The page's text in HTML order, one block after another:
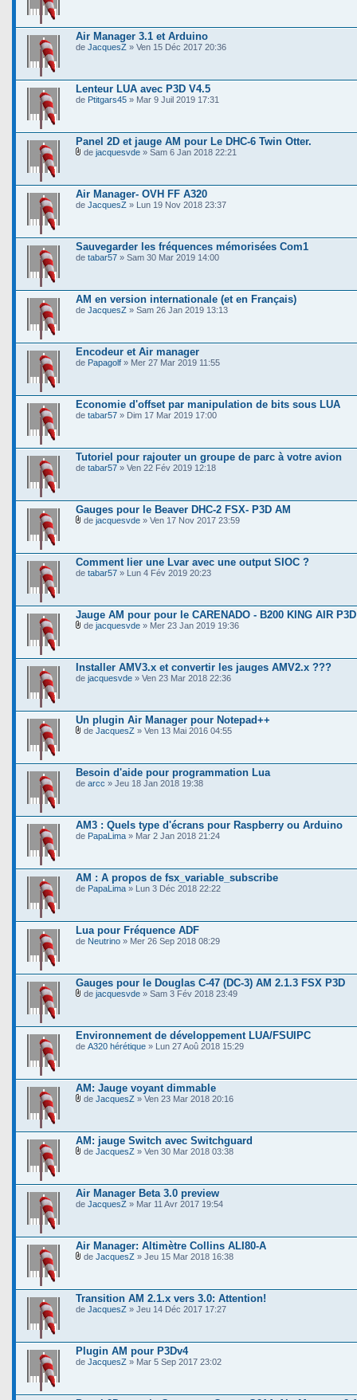
Air Manager 3.1 et Arduino
de JacquesZ » Ven 15 Déc 2017 20:36
Lenteur LUA avec P3D V4.5
de Ptitgars45 » Mar 9 Juil 2019 17:31
Panel 2D et jauge AM pour Le DHC-6 Twin Otter.
de jacquesvde » Sam 6 Jan 2018 22:21
Air Manager- OVH FF A320
de JacquesZ » Lun 19 Nov 2018 23:37
Sauvegarder les fréquences mémorisées Com1
de tabar57 » Sam 30 Mar 2019 14:00
AM en version internationale (et en Français)
de JacquesZ » Sam 26 Jan 2019 13:13
Encodeur et Air manager
de Papagolf » Mer 27 Mar 2019 11:55
Economie d'offset par manipulation de bits sous LUA
de tabar57 » Dim 17 Mar 2019 17:00
Tutoriel pour rajouter un groupe de parc à votre avion
de tabar57 » Ven 22 Fév 2019 12:18
Gauges pour le Beaver DHC-2 FSX- P3D AM
de jacquesvde » Ven 17 Nov 2017 23:59
Comment lier une Lvar avec une output SIOC ?
de tabar57 » Lun 4 Fév 2019 20:23
Jauge AM pour pour le CARENADO - B200 KING AIR P3D
de jacquesvde » Mer 23 Jan 2019 19:36
Installer AMV3.x et convertir les jauges AMV2.x ???
de jacquesvde » Ven 23 Mar 2018 22:36
Un plugin Air Manager pour Notepad++
de JacquesZ » Ven 13 Mai 2016 04:55
Besoin d'aide pour programmation Lua
de arcc » Jeu 18 Jan 2018 19:38
AM3 : Quels type d'écrans pour Raspberry ou Arduino
de PapaLima » Mar 2 Jan 2018 21:24
AM : A propos de fsx_variable_subscribe
de PapaLima » Lun 3 Déc 2018 22:22
Lua pour Fréquence ADF
de Neutrino » Mer 26 Sep 2018 08:29
Gauges pour le Douglas C-47 (DC-3) AM 2.1.3 FSX P3D
de jacquesvde » Sam 3 Fév 2018 23:49
Environnement de développement LUA/FSUIPC
de A320 hérétique » Lun 27 Aoû 2018 15:29
AM: Jauge voyant dimmable
de JacquesZ » Ven 23 Mar 2018 20:16
AM: jauge Switch avec Switchguard
de JacquesZ » Ven 30 Mar 2018 03:38
Air Manager Beta 3.0 preview
de JacquesZ » Mar 11 Avr 2017 19:54
Air Manager: Altimètre Collins ALI80-A
de JacquesZ » Jeu 15 Mar 2018 16:38
Transition AM 2.1.x vers 3.0: Attention!
de JacquesZ » Jeu 14 Déc 2017 17:27
Plugin AM pour P3Dv4
de JacquesZ » Mar 5 Sep 2017 23:02